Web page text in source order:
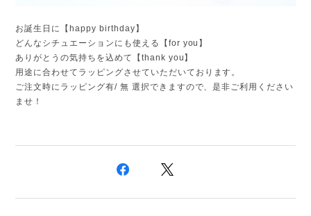
お誕生日に【happy birthday】
どんなシチュエーションにも使える【for you】
ありがとうの気持ちを込めて【thank you】
用途に合わせてラッピングさせていただいております。
ご注文時にラッピング有/ 無 選択できますので、是非ご利用ください
ませ！